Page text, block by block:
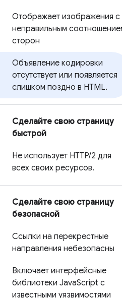
Отображает изображения с
неправильным
сторон
Объявление кодировки
отсутствует или появляется
слишком поздно в HTML.
Сделайте свою страницу
быстрой
Не использует HTTP/2 для
всех своих ресурсов.
Сделайте свою страницу
безопасной
Ссылки на перекрестные
направления небезопасны
Включает интерфейсные
библиотеки JavaScript с
известными уязвимостями